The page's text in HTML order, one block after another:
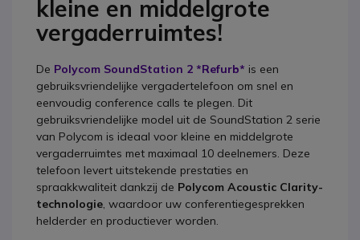
kleine en middelgrote
vergaderruimtes!
De Polycom SoundStation 2 *Refurb* is een
gebruiksvriendelijke vergadertelefoon om snel en
eenvoudig conference calls te plegen. Dit
gebruiksvriendelijke model uit de SoundStation 2 serie
van Polycom is ideaal voor kleine en middelgrote
vergaderruimtes met maximaal 10 deelnemers. Deze
telefoon levert uitstekende prestaties en
spraakkwaliteit dankzij de Polycom Acoustic Clarity-
technologie, waardoor uw conferentiegesprekken
helderder en productiever worden.